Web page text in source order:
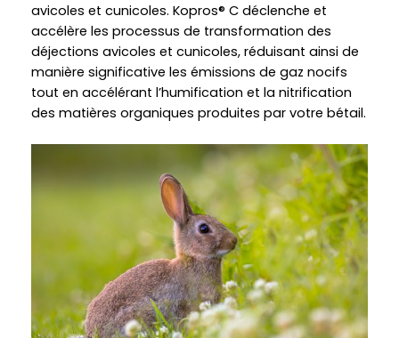
avicoles et cunicoles. Kopros® C déclenche et
accélère les processus de transformation des
déjections avicoles et cunicoles, réduisant ainsi de
manière significative les émissions de gaz nocifs
tout en accélérant l’humification et la nitrification
des matières organiques produites par votre bétail.